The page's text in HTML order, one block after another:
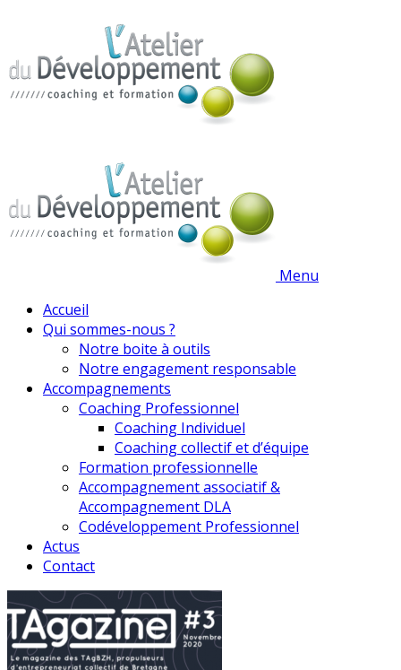
Menu
Accueil
Qui sommes-nous ?
Notre boite à outils
Notre engagement responsable
Accompagnements
Coaching Professionnel
Coaching Individuel
Coaching collectif et d’équipe
Formation professionnelle
Accompagnement associatif &
Accompagnement DLA
Codéveloppement Professionnel
Actus
Contact